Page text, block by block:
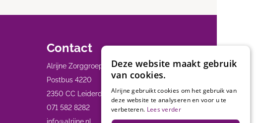
Contact
Alrijne Zorggroep
Postbus 4220
2350 CC Leiderdorp
071 582 8282
Deze website maakt gebruik
van cookies.
Alrijne gebruikt cookies om het gebruik van
deze website te analyseren en voor u te
verbeteren. Lees verder